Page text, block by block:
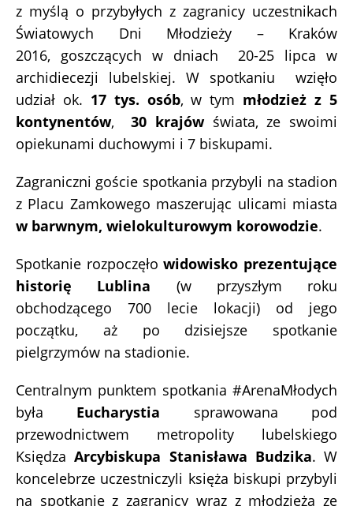
z myślą o przybyłych z zagranicy uczestnikach
Światowych Dni Młodzieży – Kraków
2016, goszczących w dniach 20-25 lipca w
archidiecezji lubelskiej. W spotkaniu wzięło
udział ok. 17 tys. osób, w tym młodzież z 5
kontynentów,30 krajówświata, ze swoimi
opiekunami duchowymi i 7 biskupami.
Zagraniczni goście spotkania przybyli na stadion
z Placu Zamkowego maszerując ulicami miasta
w barwnym, wielokulturowym korowodzie.
Spotkanie rozpoczęłowidowisko prezentujące
historię Lublina (w przyszłym roku
obchodzącego 700 lecie lokacji) od jego
początku, aż po dzisiejsze spotkanie
pielgrzymów na stadionie.
Centralnym punktem spotkania #ArenaMłodych
była Eucharystia sprawowana pod
przewodnictwem metropolity lubelskiego
KsiędzaArcybiskupa Stanisława Budzika. W
koncelebrze uczestniczyli księża biskupi przybyli
na spotkanie z zagranicy wraz z młodzieżą ze